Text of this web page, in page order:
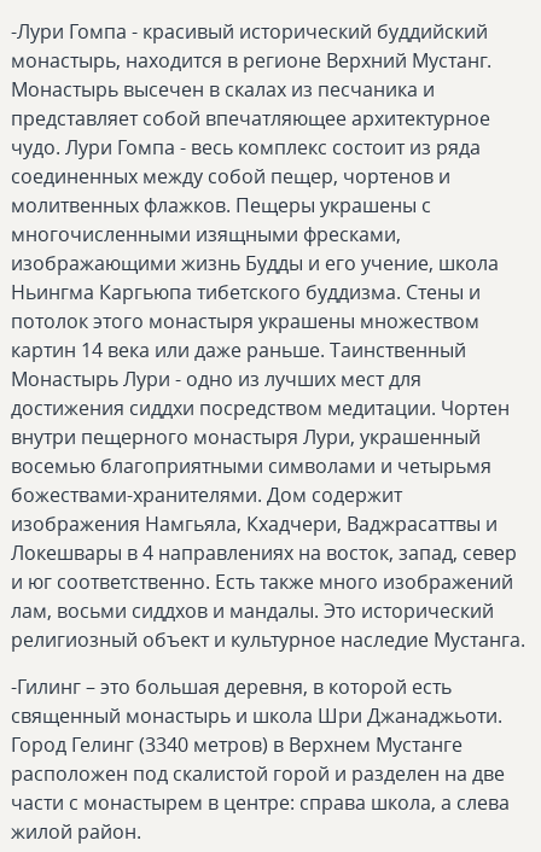
-Лури Гомпа - красивый исторический буддийский
монастырь, находится в регионе Верхний Мустанг.
Монастырь высечен в скалах из песчаника и
представляет собой впечатляющее архитектурное
чудо. Лури Гомпа - весь комплекс состоит из ряда
соединенных между собой пещер, чортенов и
молитвенных флажков. Пещеры украшены с
многочисленными изящными фресками,
изображающими жизнь Будды и его учение, школа
Ньингма Каргьюпа тибетского буддизма. Стены и
потолок этого монастыря украшены множеством
картин 14 века или даже раньше. Таинственный
Монастырь Лури - одно из лучших мест для
достижения сиддхи посредством медитации. Чортен
внутри пещерного монастыря Лури, украшенный
восемью благоприятными символами и четырьмя
божествами-хранителями. Дом содержит
изображения Намгьяла, Кхадчери, Ваджрасаттвы и
Локешвары в 4 направлениях на восток, запад, север
и юг соответственно. Есть также много изображений
лам, восьми сиддхов и мандалы. Это исторический
религиозный объект и культурное наследие Мустанга.
-Гилинг – это большая деревня, в которой есть
священный монастырь и школа Шри Джанаджьоти.
Город Гелинг (3340 метров) в Верхнем Мустанге
расположен под скалистой горой и разделен на две
части с монастырем в центре: справа школа, а слева
жилой район.